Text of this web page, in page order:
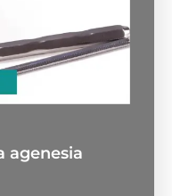
agenesia